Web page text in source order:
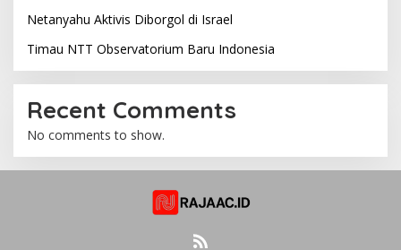
Netanyahu Aktivis Diborgol di Israel
Timau NTT Observatorium Baru Indonesia
Recent Comments
No comments to show.